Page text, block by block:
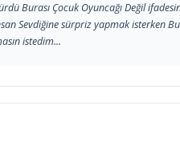
Burası Çocuk Oyuncağı Değil
Sevdiğine sürpriz yapmak isterken
istedim...